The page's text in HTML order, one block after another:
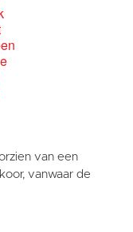
van een
vanwaar de